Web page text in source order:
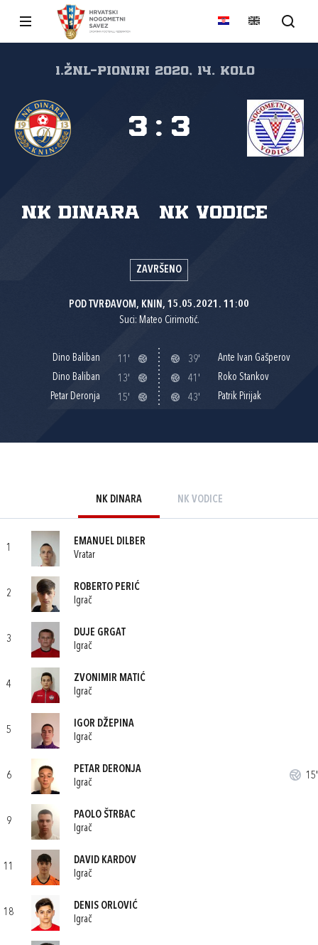
1.ŽNL-PIONIRI 2020, 14. kolo
NK Dinara NK Vodice
3 : 3
ZAVRŠENO
POD TVRĐAVOM, KNIN, 15.05.2021. 11:00
Suci: Mateo Cirimotić.
Dino Baliban
11'
Dino Baliban
13'
Petar Deronja
15'
39'
Ante Ivan Gašperov
41'
Roko Stankov
43'
Patrik Pirijak
NK DINARA NK VODICE
1
EMANUEL DILBER
Vratar
2
ROBERTO PERIĆ
Igrač
3
DUJE GRGAT
Igrač
4
ZVONIMIR MATIĆ
Igrač
5
IGOR DŽEPINA
Igrač
6
PETAR DERONJA
Igrač
15'
9
PAOLO ŠTRBAC
Igrač
11
DAVID KARDOV
Igrač
18
DENIS ORLOVIĆ
Igrač